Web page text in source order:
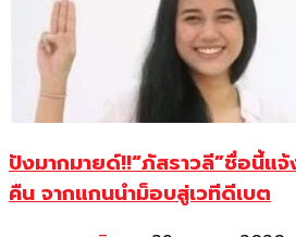
ปังมากมายด์!!“ภัสราวลี”ชื่อนี้แ
คืน จากแกนนำม็อบสู่เวทีดีเบต